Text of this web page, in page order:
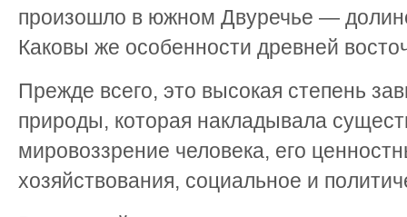
произошло в южном Двуречье —
Каковы же особенности древней
Прежде всего, это высокая степень
природы, которая накладывала
мировоззрение человека, его
хозяйствования, социальное и